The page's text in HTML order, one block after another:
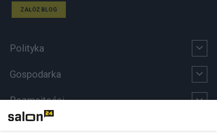
ZAŁÓŻ BLOG
Polityka
Gospodarka
Rozmaitości